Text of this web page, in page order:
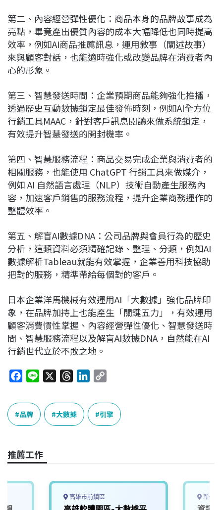
第二、內容經營彈性優化：商品本身的品牌故事成為
亮點，畢竟產出優質內容的成本大幅降低也同時提高
效率，例如AI商品推薦訊息，運用敘事（闡述故事）
來與顧客對話，也能適時強化或改變品牌在消費者內
心的形象。
第三、智慧發送時間：企業預期商品能夠強化推播，
透過歷史互動數據鎖定最佳發佈時刻，例如AI全方位
行銷工具MAAC，針對客戶訊息閱讀來做系統鎖定，
有效提升智慧發送的開封機率。
第四、智慧服務流程：商品交易完成企業與消費者的
相關服務，也能使用 ChatGPT 行銷工具來做媒介，
例如 AI 自然語言處理（NLP）技術自動產生服務內
容，加速客戶銷售的服務流程，提升企業商務運作的
整體效率。
第五、解盲AI數據DNA：公司品牌與會員行為的歷史
分析，這類資料必須精確記錄、整理、分類，例如AI
數據解析Tableau就能有效掌握，企業善用科技協助
把對的服務，精準帶給每個對的客戶。
日本企業洋馬機械有效運用AI「大數據」強化品牌印
象，在品牌加持上也能產生「關鍵五力」，有效運用
顧客消費慣性掌握、內容經營彈性優化、智慧發送時
間、智慧服務流程以及解盲AI數據DNA，自然能在AI
行銷世代立於不敗之地。
c
e
b
o
k
e
r
e
a
n
e
n
p
y
L
k
品牌 大數據 引擎
推薦工作
高雄市前鎮區 新竹